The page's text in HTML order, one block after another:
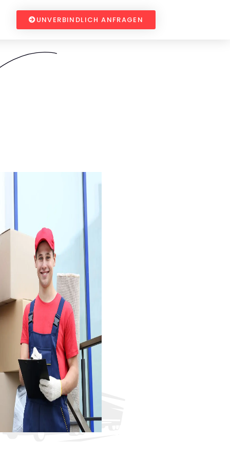
UNVERBINDLICH ANFRAGEN